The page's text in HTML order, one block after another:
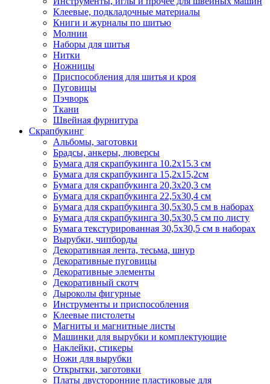
Клеевые, подкладочные материалы
Книги и журналы по шитью
Молнии
Наборы для шитья
Нитки
Ножницы
Приспособления для шитья и кроя
Пуговицы
Пэчворк
Ткани
Швейная фурнитура
Скрапбукинг
Альбомы, заготовки
Брадсы, анкеры, люверсы
Бумага для скрапбукинга 10.2х15.3 см
Бумага для скрапбукинга 15,2х15,2см
Бумага для скрапбукинга 20,3х20,3 см
Бумага для скрапбукинга 22,5х30,4 см
Бумага для скрапбукинга 30,5х30,5 см в наборах
Бумага для скрапбукинга 30,5х30,5 см по листу
Бумага текстурированная 30,5х30,5 см в наборах
Вырубки, чипборды
Декоративная лента, тесьма, шнур
Декоративные пуговицы
Декоративные элементы
Декоративный скотч
Дыроколы фигурные
Инструменты и приспособления
Клеевые пистолеты
Магниты и магнитные листы
Машинки для вырубки и комплектующие
Наклейки, стикеры
Ножи для вырубки
Открытки, заготовки
Платы двусторонние пластиковые для